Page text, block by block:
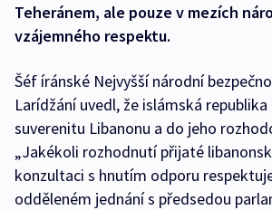
Teheránem, ale pouze v mezích
vzájemného respektu.
Šéf íránské Nejvyšší národní
Larídžání uvedl, že islámská
suverenitu Libanonu a do jeho
„Jakékoli rozhodnutí přijaté
konzultaci s hnutím odporu
odděleném jednání s předsedou